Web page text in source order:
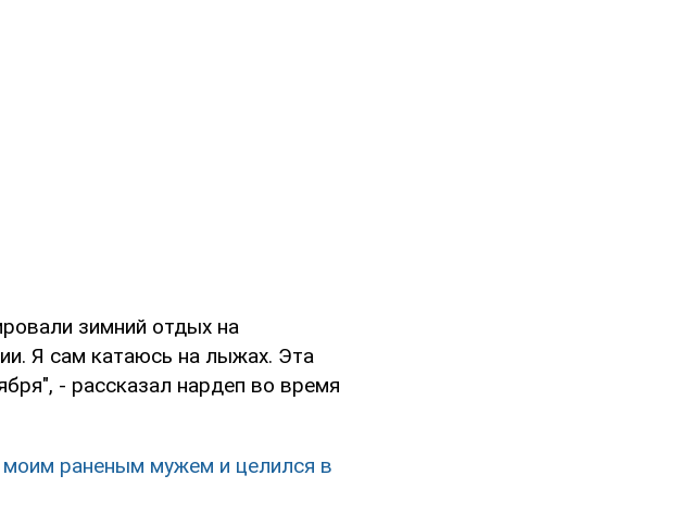
зимний отдых на
Я сам катаюсь на лыжах. Эта
- рассказал нардеп во время
раненым мужем и целился в